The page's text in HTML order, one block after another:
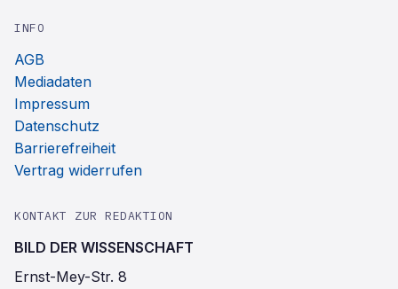
INFO
AGB
Mediadaten
Impressum
Datenschutz
Barrierefreiheit
Vertrag widerrufen
KONTAKT ZUR REDAKTION
BILD DER WISSENSCHAFT
Ernst-Mey-Str. 8